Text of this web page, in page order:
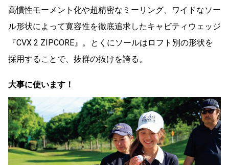
高慣性モーメント化や超精密なミーリング、ワイドなソー
ル形状によって寛容性を徹底追求したキャビティウェッジ
『CVX 2 ZIPCORE』。とくにソールはロフト別の形状を
採用することで、抜群の抜けを誇る。
大事に使います！